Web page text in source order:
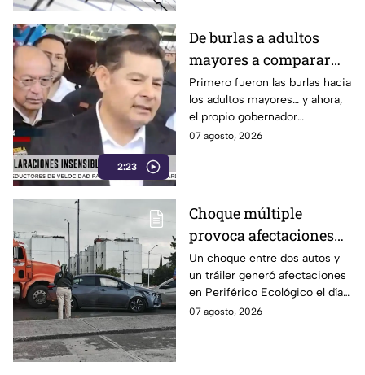
2:23
De burlas a adultos
mayores a comparar
Puebla con Palestina:
Alejandro Armenta se
disculpa “a modo” por
sus insensibles dichos
las también morenistas
Nayeli Salvatori y
Grace Palomares
Primero fueron las burlas hacia
los adultos mayores… y ahora,
el propio gobernador
morenista Alejandro Armenta
en Palestina. Tras la polémica y
el rechazo, el mandatario tuvo
que salir a pedir disculpas…
pero la pregunta es: ¿Basta
con decir “me equivoqué”
cada vez que una declaración
genera indignación?
07 agosto, 2026
Choque múltiple
provoca afectaciones
en Periférico Ecológico
hoy viernes
Un choque entre dos autos y
un tráiler generó afectaciones
en Periférico Ecológico el día
de hoy, con dirección a la 24
07 agosto, 2026